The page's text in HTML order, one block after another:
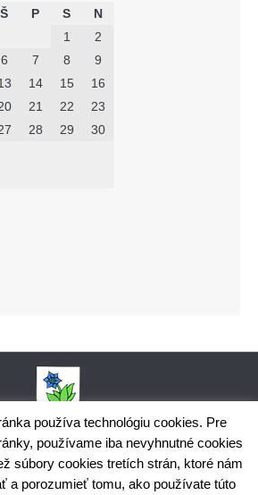
Š P S N
1
2
6 7 8
9
14 15
16
21 22
23
28 29
30
Bodiná, č. 102, 018 15 Prečín,
www.bodina.eu
banka Slovensko, a.s., IBAN: SK25 5600 0000
používa technológiu cookies. Pre
používame iba nevyhnutné cookies
súbory cookies tretích strán, ktoré nám
a porozumieť tomu, ako používate túto